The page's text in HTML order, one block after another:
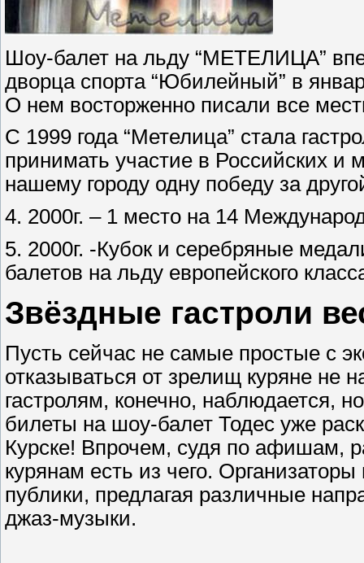
Шоу-балет на льду “МЕТЕЛИЦА”
дворца спорта “Юбилейный” в
О нем восторженно писали все
С 1999 года “Метелица” стала
принимать участие в Российских и
нашему городу одну победу за
4. 2000г. – 1 место на 14
5. 2000г. -Кубок и серебряные
балетов на льду европейского
Звёздные гастроли
Пусть сейчас не самые простые с
отказываться от зрелищ куряне не
гастролям, конечно, наблюдается,
билеты на шоу-балет Тодес уже
Курске! Впрочем, судя по афишам,
курянам есть из чего.
публики, предлагая различные
джаз-музыки.